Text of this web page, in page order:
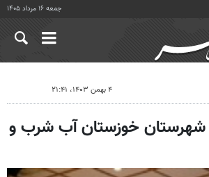
جمعه ۱۶ مرداد ۱۴۰۵
۴ بهمن ۱۴۰۳، ۲۱:۴۱
عمده مشکل ۴ شهرستان خوزستان آب شرب و